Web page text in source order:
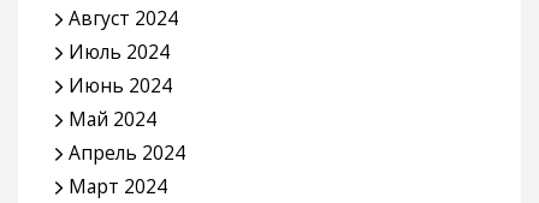
Август 2024
Июль 2024
Июнь 2024
Май 2024
Апрель 2024
Март 2024